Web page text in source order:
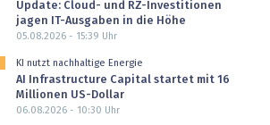
Update: Cloud- und RZ-Investitionen
jagen IT-Ausgaben in die Höhe
05.08.2026 - 15:39 Uhr
KI nutzt nachhaltige Energie
AI Infrastructure Capital startet mit 16
Millionen US-Dollar
06.08.2026 - 10:30 Uhr